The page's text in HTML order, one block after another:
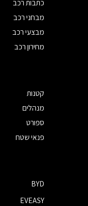
כתבות רכב
מבחני רכב
מבצעי רכב
מחירון רכב
קטנות
מנהלים
ספורט
פנאי שטח
BYD
EVEASY